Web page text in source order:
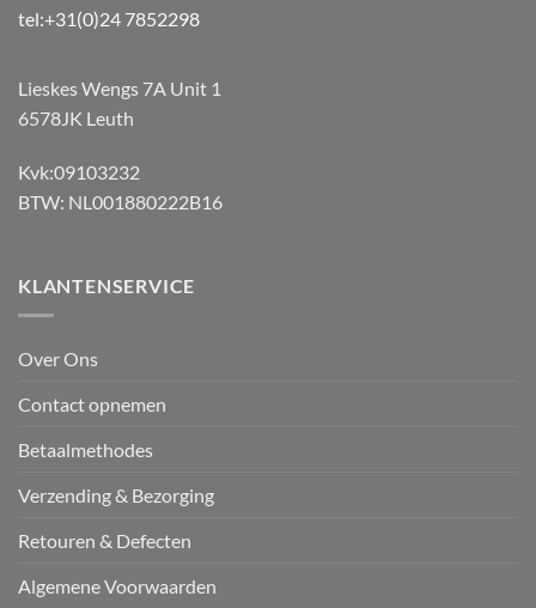
tel:+31(0)24 7852298
Lieskes Wengs 7A Unit 1
6578JK Leuth
Kvk:09103232
BTW: NL001880222B16
KLANTENSERVICE
Over Ons
Contact opnemen
Betaalmethodes
Verzending & Bezorging
Retouren & Defecten
Algemene Voorwaarden